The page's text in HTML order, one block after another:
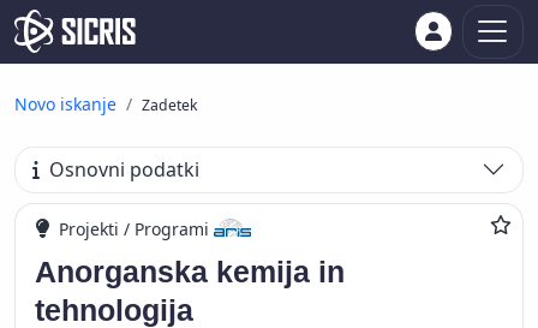
Novo iskanje Zadetek
Osnovni podatki
Projekti / Programi
Anorganska kemija in
tehnologija